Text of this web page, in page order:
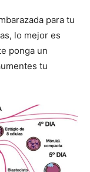
para tu
lo mejor es
ponga un
tu